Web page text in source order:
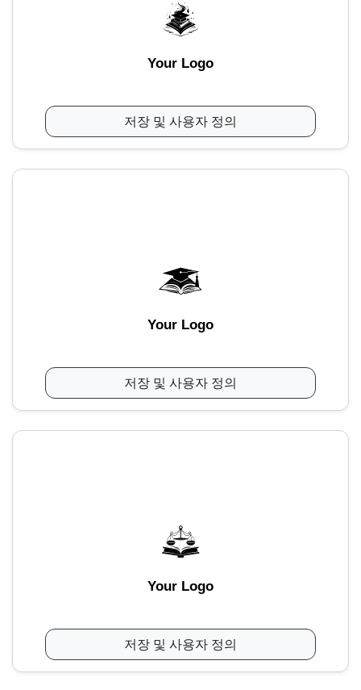
Your Logo
저장 및 사용자 정의
Your Logo
저장 및 사용자 정의
Your Logo
저장 및 사용자 정의